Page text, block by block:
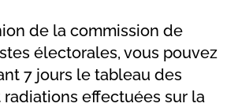
de la commission de
électorales, vous pouvez
7 jours le tableau des
effectuées sur la